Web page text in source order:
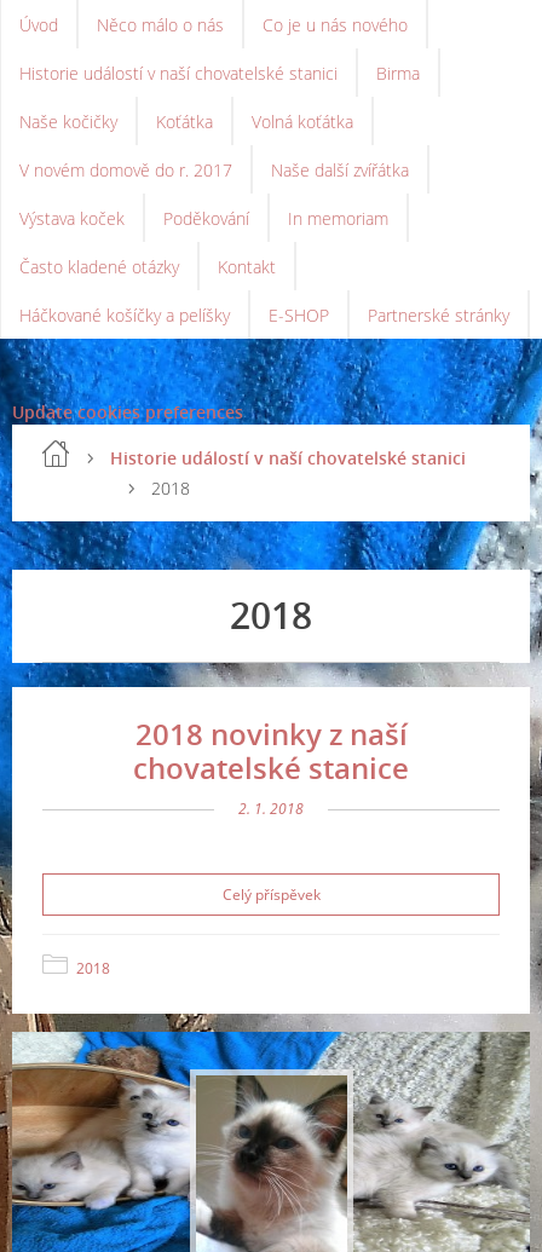
Úvod Něco málo o nás Co je u nás nového
Historie událostí v naší chovatelské stanici Birma
Naše kočičky Koťátka Volná koťátka
V novém domově do r. 2017 Naše další zvířátka
Výstava koček Poděkování In memoriam
Často kladené otázky Kontakt
Háčkované košíčky a pelíšky E-SHOP Partnerské stránky
Update cookies preferences
Historie událostí v naší chovatelské stanici
2018
2018
2018 novinky z naší
chovatelské stanice
2. 1. 2018
Celý příspěvek
2018